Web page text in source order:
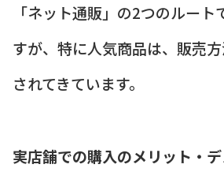
「ネット通販」の2つのルート
すが、特に人気商品は、販売
されてきています。
実店舗での購入のメリット・